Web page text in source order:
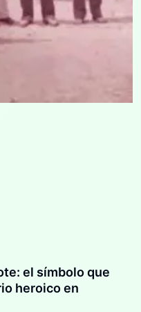
el símbolo que
heroico en